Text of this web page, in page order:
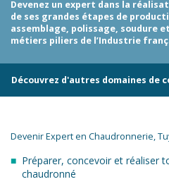
Devenez un expert dans la
de ses grandes étapes de
assemblage, polissage, soudure
métiers piliers de l’Industrie
Découvrez d'autres domaines de
Devenir Expert en Chaudronnerie,
Préparer, concevoir et réaliser
chaudronné